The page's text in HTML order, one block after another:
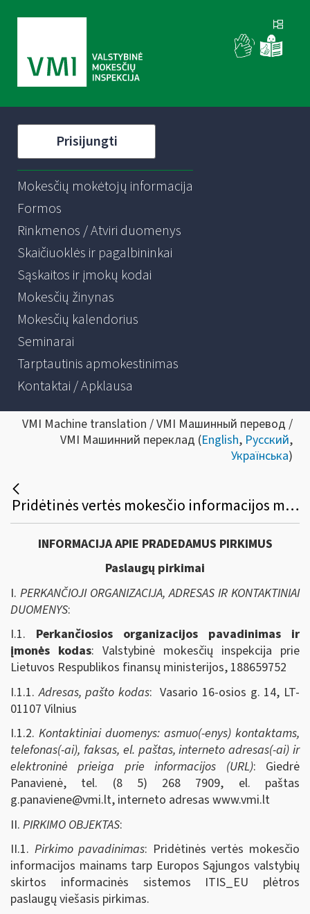
Prisijungti
Mokesčių mokėtojų informacija
Formos
Rinkmenos / Atviri duomenys
Skaičiuoklės ir pagalbininkai
Sąskaitos ir įmokų kodai
Mokesčių žinynas
Mokesčių kalendorius
Seminarai
Tarptautinis apmokestinimas
Kontaktai / Apklausa
VMI Machine translation / VMI Машинный перевод /
VMI Машинний переклад (English, Русский,
Українська)
Pridėtinės vertės mokesčio informacijos mainams tarp Europos Sąjungos valstybių skirtos informacinės sistemos ITIS_EU plėtros paslaugų viešasis pirkimas
INFORMACIJA APIE PRADEDAMUS PIRKIMUS
Paslaugų pirkimai
I. PERKANČIOJI ORGANIZACIJA, ADRESAS IR KONTAKTINIAI
DUOMENYS:
I.1. Perkančiosios organizacijos pavadinimas ir
įmonės kodas: Valstybinė mokesčių inspekcija prie
Lietuvos Respublikos finansų ministerijos, 188659752
I.1.1.Adresas, pašto kodas: Vasario 16-osios g. 14, LT-
01107 Vilnius
I.1.2. Kontaktiniai duomenys: asmuo(-enys) kontaktams,
telefonas(-ai), faksas, el. paštas, interneto adresas(-ai) ir
elektroninė prieiga prie informacijos (URL): Giedrė
Panavienė, tel. (8 5) 268 7909, el. paštas
g.panaviene@vmi.lt, interneto adresas www.vmi.lt
II. PIRKIMO OBJEKTAS:
II.1. Pirkimo pavadinimas: Pridėtinės vertės mokesčio
informacijos mainams tarp Europos Sąjungos valstybių
skirtos informacinės sistemos ITIS_EU plėtros
paslaugų viešasis pirkimas.